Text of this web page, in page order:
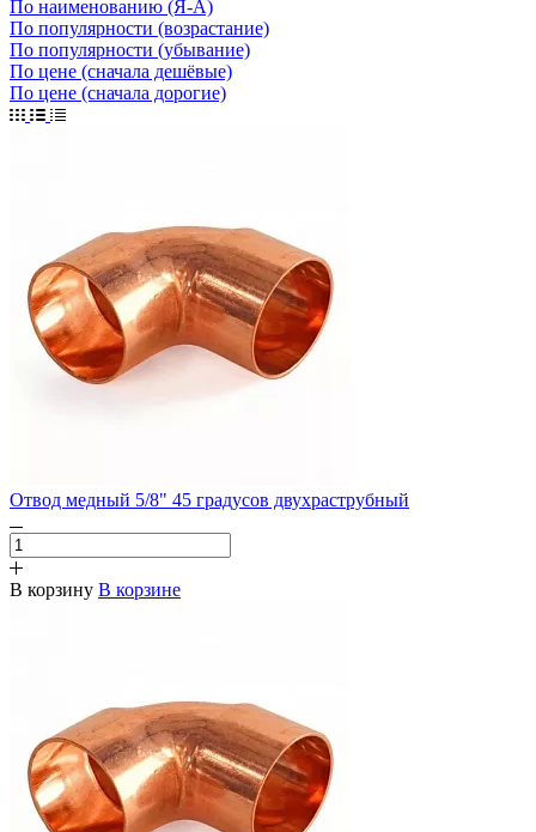
По наименованию (Я-А)
По популярности (возрастание)
По популярности (убывание)
По цене (сначала дешёвые)
По цене (сначала дорогие)
Отвод медный 5/8" 45 градусов двухраструбный
В корзину В корзине